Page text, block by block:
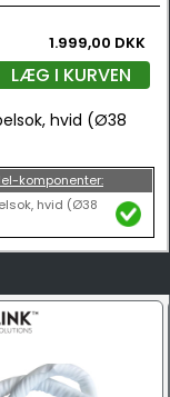
1.999,00 DKK
LÆG I KURVEN
hvid (Ø38
komponenter:
hvid (Ø38